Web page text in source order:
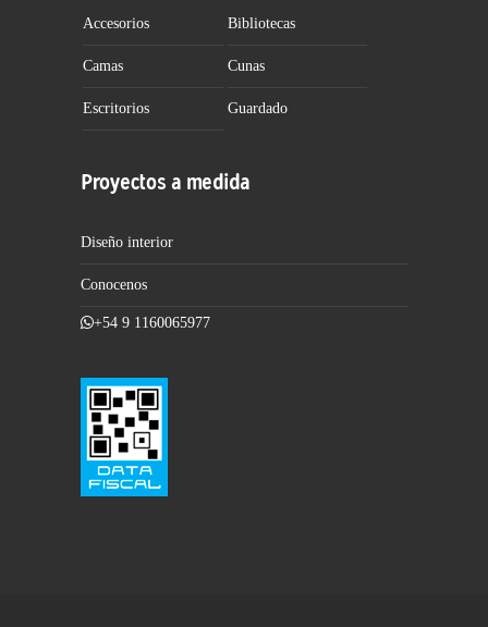
Accesorios Bibliotecas
Camas Cunas
Escritorios Guardado
Proyectos a medida
Diseño interior
Conocenos
+54 9 1160065977